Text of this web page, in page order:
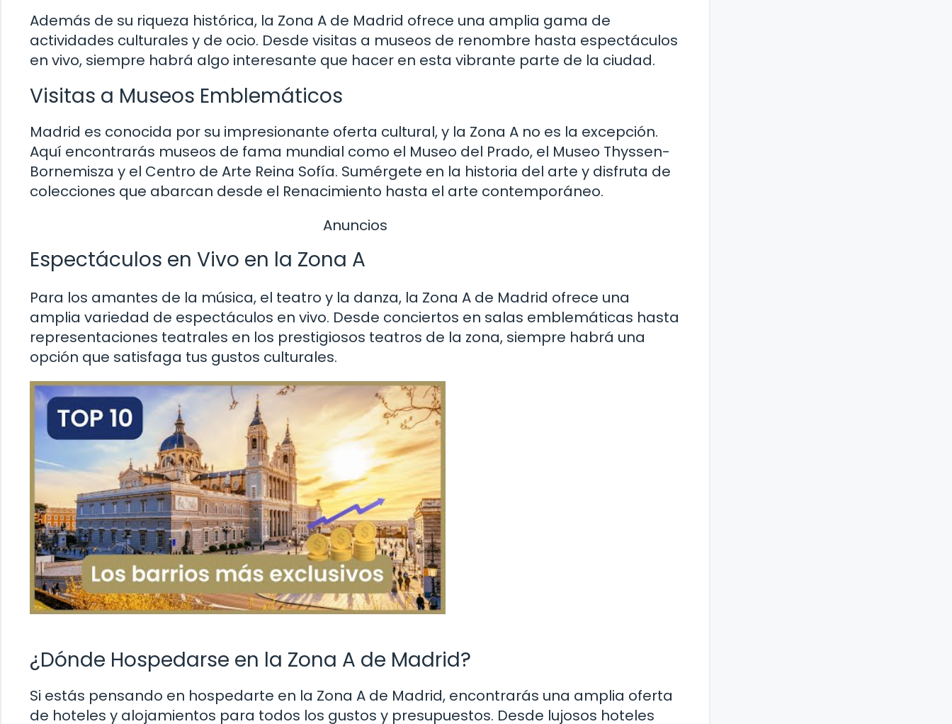
Además de su riqueza histórica, la Zona A de Madrid ofrece una amplia gama de
actividades culturales y de ocio. Desde visitas a museos de renombre hasta espectáculos
en vivo, siempre habrá algo interesante que hacer en esta vibrante parte de la ciudad.
Visitas a Museos Emblemáticos
Madrid es conocida por su impresionante oferta cultural, y la Zona A no es la excepción.
Aquí encontrarás museos de fama mundial como el Museo del Prado, el Museo Thyssen-
Bornemisza y el Centro de Arte Reina Sofía. Sumérgete en la historia del arte y disfruta de
colecciones que abarcan desde el Renacimiento hasta el arte contemporáneo.
Anuncios
Espectáculos en Vivo en la Zona A
Para los amantes de la música, el teatro y la danza, la Zona A de Madrid ofrece una
amplia variedad de espectáculos en vivo. Desde conciertos en salas emblemáticas hasta
representaciones teatrales en los prestigiosos teatros de la zona, siempre habrá una
opción que satisfaga tus gustos culturales.
¿Dónde Hospedarse en la Zona A de Madrid?
Si estás pensando en hospedarte en la Zona A de Madrid, encontrarás una amplia oferta
de hoteles y alojamientos para todos los gustos y presupuestos. Desde lujosos hoteles